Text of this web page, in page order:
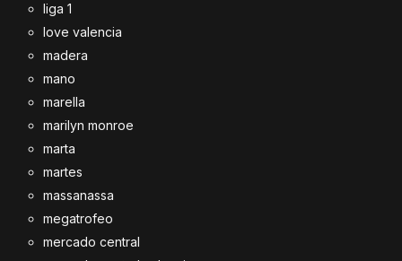
liga 1
love valencia
madera
mano
marella
marilyn monroe
marta
martes
massanassa
megatrofeo
mercado central